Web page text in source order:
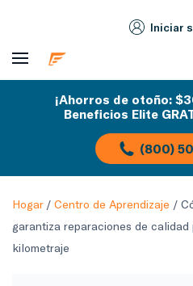
Iniciar
¡Ahorros de otoño:
Beneficios Elite
(800)
Hogar/ Centro de Aprendizaje /
garantiza reparaciones de
kilometraje